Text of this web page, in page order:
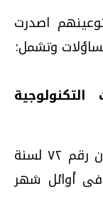
اصدرت
وتشمل:
- صدر القرار الجمهوري بإصدار القانون رقم ٧٢ لسنة
فى أوائل شهر